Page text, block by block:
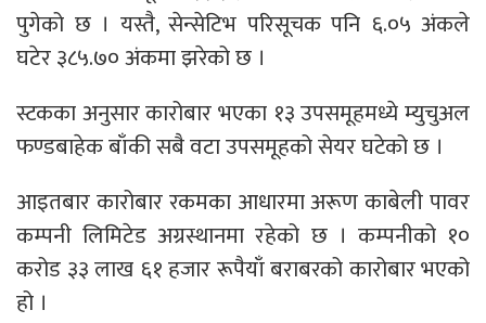
पुगेको छ । यस्तै, सेन्सेटिभ परिसूचक पनि ६.०५ अंकले
घटेर ३८५.७० अंकमा झरेको छ ।
स्टकका अनुसार कारोबार भएका १३ उपसमूहमध्ये म्युचुअल
फण्डबाहेक बाँकी सबै वटा उपसमूहको सेयर घटेको छ ।
आइतबार कारोबार रकमका आधारमा अरूण काबेली पावर
कम्पनी लिमिटेड अग्रस्थानमा रहेको छ । कम्पनीको १०
करोड ३३ लाख ६१ हजार रूपैयाँ बराबरको कारोबार भएको
हो ।